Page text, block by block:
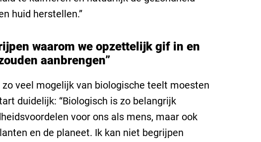
huid herstellen.”
waarom we opzettelijk gif in en
aanbrengen”
veel mogelijk van biologische teelt moesten
duidelijk: “Biologisch is zo belangrijk
voor ons als mens, maar ook
en de planeet. Ik kan niet begrijpen